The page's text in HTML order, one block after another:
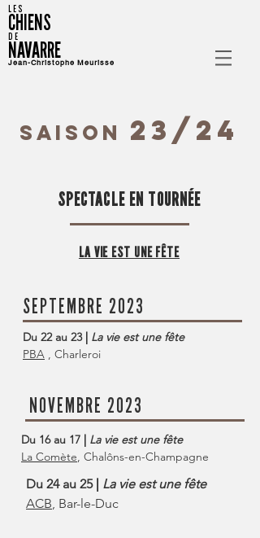
LES
CHIENS
DE
NAVARRE
Jean-Christophe Meurisse
SAISON 23 /24
SPECTACLE EN TOURNÉE
LA VIE EST UNE FÊTE
SEPTEMBRE 2023
Du 22 au 23 | La vie est une fête
PBA , Charleroi
NOVEMBRE 2023
Du 16 au 17 | La vie est une fête
La Comète, Chalôns-en-Champagne
Du 24 au 25 | La vie est une fête
ACB, Bar-le-Duc